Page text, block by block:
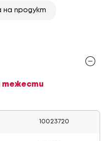
на продукт
тежести
10023720